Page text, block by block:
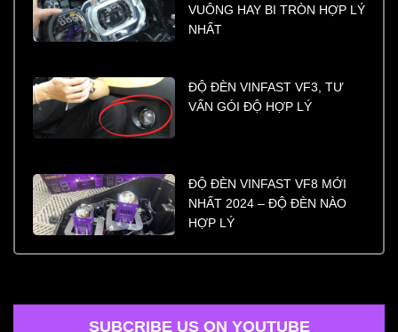
VUÔNG HAY BI TRÒN HỢP LÝ
NHẤT
ĐỘ ĐÈN VINFAST VF3, TƯ
VẤN GÓI ĐỘ HỢP LÝ
ĐỘ ĐÈN VINFAST VF8 MỚI
NHẤT 2024 – ĐỘ ĐÈN NÀO
HỢP LÝ
SUBCRIBE US ON YOUTUBE